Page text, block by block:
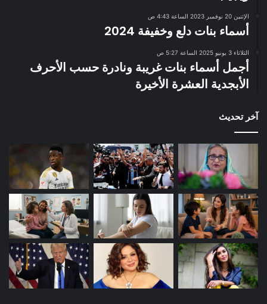
الإثنين 20 نوفمبر 2023 الساعة 4:43 ص
أسماء بنات دلع وخفيفة 2024
الثلاثاء 3 يونيو 2025 الساعة 5:27 ص
أجمل أسماء بنات غريبة ونادرة حسب الأحرف
الأبجدية العشرة الأخيرة
آخر تحديث